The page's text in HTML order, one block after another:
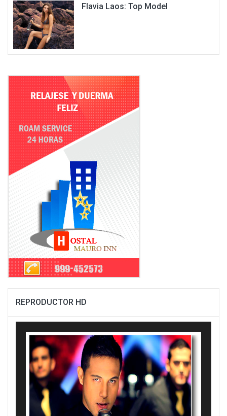
Flavia Laos: Top Model
REPRODUCTOR HD